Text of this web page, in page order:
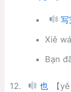
写
Xiě
Bạn
12. 也 【